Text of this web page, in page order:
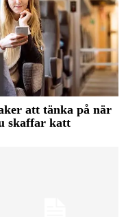
att tänka på när
skaffar katt